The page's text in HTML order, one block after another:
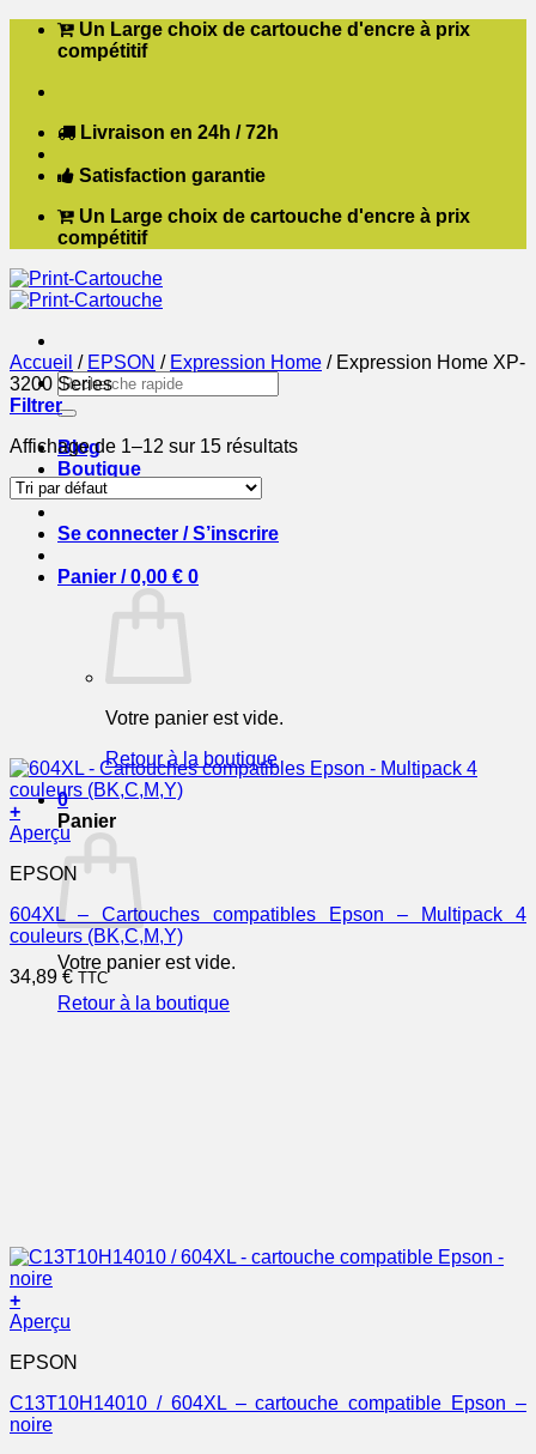
Passer Un Large choix de cartouche d'encre à prix
compétitif
Livraison en 24h / 72h
Satisfaction garantie
Un Large choix de cartouche d'encre à prix
compétitif
Recherche
pour :
Blog
Boutique
Contact
Se connecter / S’inscrire
Panier /0,00 € 0
Votre panier est vide.
Retour à la boutique
0
Panier
Votre panier est vide.
Retour à la boutique
Accueil / EPSON / Expression Home /Expression Home XP-
3200 Series
Filtrer
Affichage de 1–12 sur 15 résultats
+
Aperçu
EPSON
604XL – Cartouches compatibles Epson – Multipack 4
couleurs (BK,C,M,Y)
34,89 € TTC
+
Aperçu
EPSON
C13T10H14010 / 604XL – cartouche compatible Epson –
noire